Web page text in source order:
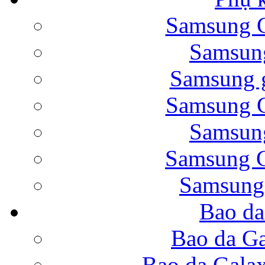
Bao da Samsung
Bao da Galaxy
Nắp lưng Samsung
Samsung
Samsung
Samsung
Bao
Bao da